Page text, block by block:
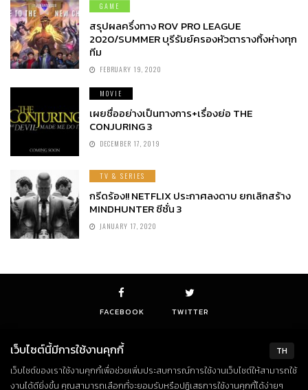
GAME
สรุปผลครึ่งทาง ROV PRO LEAGUE
2020/SUMMER บุรีรัมย์ครองหัวตารางทิ้งห่างทุก
ทีม
FEBRUARY 19, 2020
MOVIE
เผยชื่ออย่างเป็นทางการ+เรื่องย่อ THE
CONJURING 3
DECEMBER 17, 2019
TV & SERIES
กรีดร้อง!! NETFLIX ประกาศลงดาบ ยกเลิกสร้าง
MINDHUNTER ซีซั่น 3
JANUARY 17, 2020
FACEBOOK TWITTER
© Copyright 2018. All Rights Reserved
TH
เว็บไซต์นี้มีการใช้งานคุกกี้
เว็บไซต์ของเราใช้งานคุกกี้เพื่อช่วยเพิ่มประสบการณ์การใช้งานเว็บไซต์ให้สามารถใช้
งานได้ดียิ่งขึ้น คุณสามารถเลือกที่จะยอมรับหรือปฏิเสธการใช้งานคุกกี้ได้ง่ายๆ